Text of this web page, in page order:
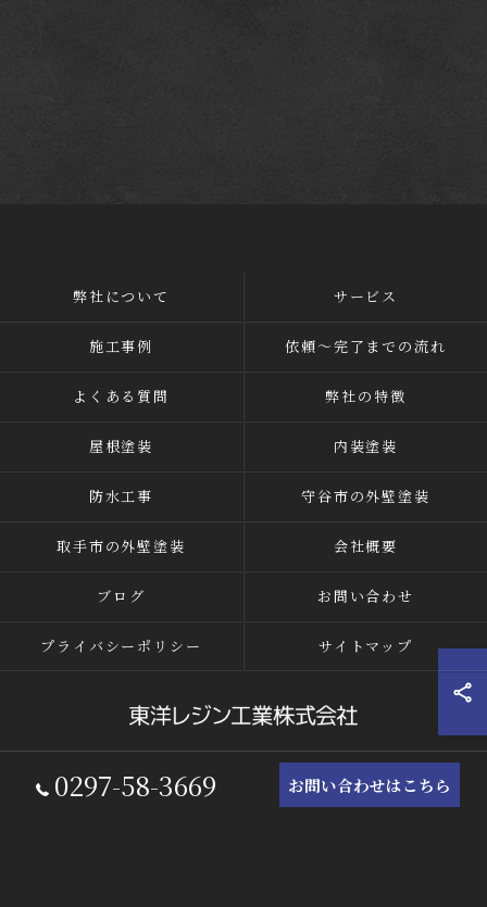
0297-58-3669 お問い合わせはこちら
弊社について サービス
施工事例 依頼～完了までの流れ
よくある質問 弊社の特徴
屋根塗装 内装塗装
防水工事 守谷市の外壁塗装
取手市の外壁塗装 会社概要
ブログ お問い合わせ
プライバシーポリシー サイトマップ
© 2026 茨城県つくばみらい市の外壁塗装なら東洋レジン工業株式会社 ALL
RIGHTS RESERVED.